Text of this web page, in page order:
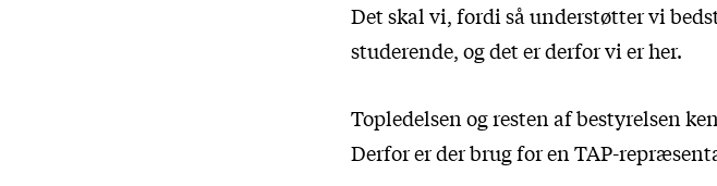
Det skal vi, fordi så understøtter vi
studerende, og det er derfor vi er her.
Topledelsen og resten af bestyrelsen
Derfor er der brug for en TAP-